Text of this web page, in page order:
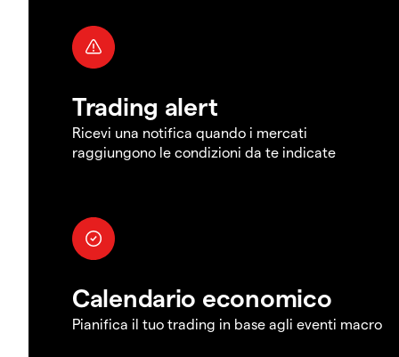
Trading alert
Ricevi una notifica quando i mercati
raggiungono le condizioni da te indicate
Calendario economico
Pianifica il tuo trading in base agli eventi macro